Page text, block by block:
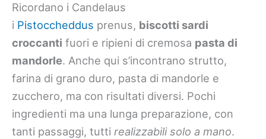
Ricordano i Candelaus
i Pistoccheddus prenus, biscotti sardi
croccanti fuori e ripieni di cremosa pasta di
mandorle. Anche qui s’incontrano strutto,
farina di grano duro, pasta di mandorle e
zucchero, ma con risultati diversi. Pochi
ingredienti ma una lunga preparazione, con
tanti passaggi, tutti realizzabili solo a mano.